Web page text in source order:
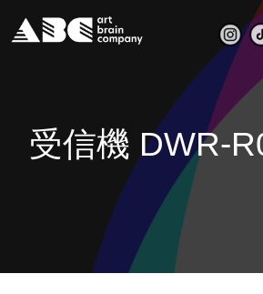
受信機 DWR-